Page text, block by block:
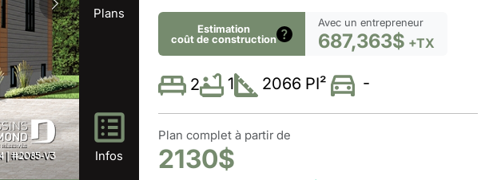
Plans
Infos
Estimation
coût de construction
Avec un entrepreneur
687,363$ +TX
2 1 2066 PI² -
Plan complet à partir de
2130$